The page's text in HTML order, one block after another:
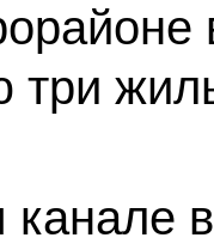
три